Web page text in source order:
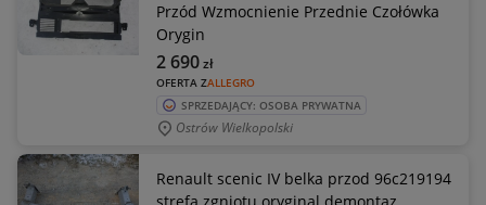
Przód Wzmocnienie Przednie Czołówka
Orygin
OFERTA ZALLEGRO
2 690zł
SPRZEDAJĄCY: OSOBA PRYWATNA
Ostrów Wielkopolski
Renault scenic IV belka przod 96c219194